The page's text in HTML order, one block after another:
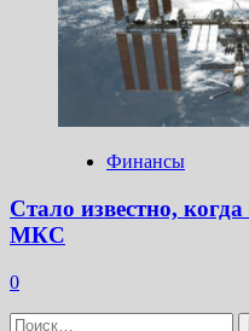
Финансы
Стало известно,
МКС
0
Найти: